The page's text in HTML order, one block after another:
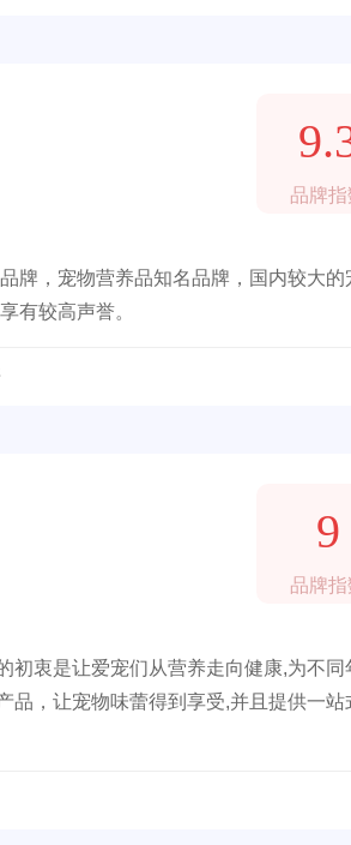
品牌指
牌，宠物营养品知名品牌，国内较大的
有较高声誉。
9
品牌指
初衷是让爱宠们从营养走向健康,为不同
品，让宠物味蕾得到享受,并且提供一站